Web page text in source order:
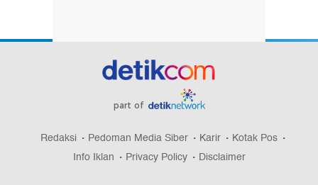
part of
Redaksi Pedoman Media Siber Karir
Kotak Pos
Info Iklan
Privacy Policy Disclaimer